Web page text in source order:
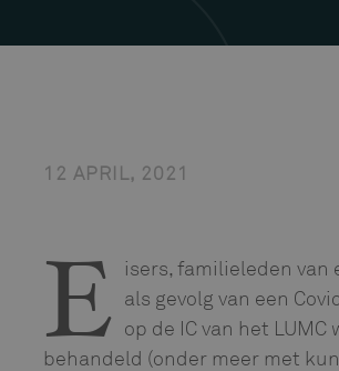
12 APRIL, 2021
E isers, familieleden van
als gevolg van een
op de IC van het LUMC
behandeld (onder meer met